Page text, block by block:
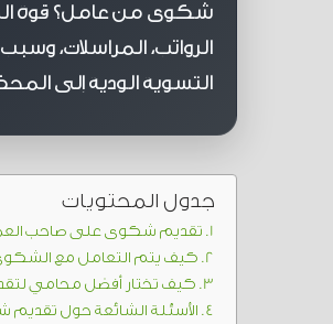
شكوى من عامل؟ قوة
الرواتب، المراسلات،
التسوية الودية إلى
جدول المحتويات
تقديم شكوى على صاحب
كيف يتم التعامل مع
كيف تختار أفضل محامي
الأسئلة الشائعة حول